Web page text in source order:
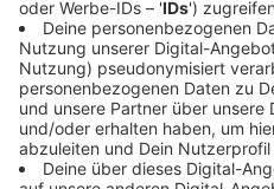
Anzeige
150 Fahrzeuge dürfen am
Gelände am Hawerkamp. Je
zwei Erwachsene und bis